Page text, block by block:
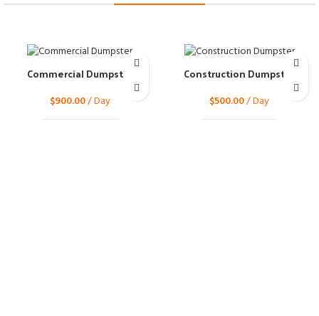
Commercial Dumpster
$900.00/ Day
Construction Dumpster
$500.00/ Day